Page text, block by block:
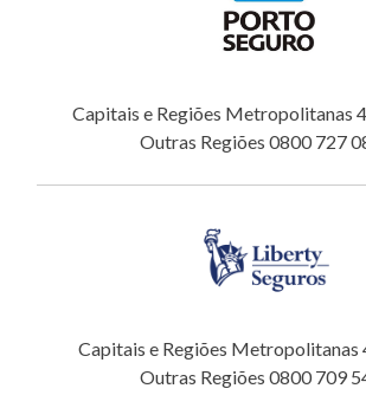
Capitais e Regiões Metropolitanas
Outras Regiões 0800 727
Capitais e Regiões
Outras Regiões 0800 709